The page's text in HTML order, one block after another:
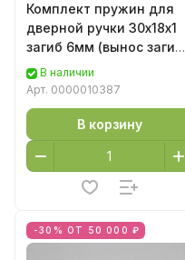
Комплект пружин для
дверной ручки 30х18х1
загиб 6мм (вынос загиба
26мм) - 2 шт.
В наличии
Арт. 0000010387
В корзину
-30% ОТ 50 000 ₽